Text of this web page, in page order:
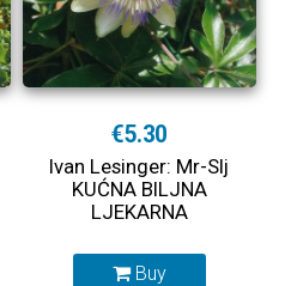
€5.30
Ivan Lesinger: Mr-Slj
KUĆNA BILJNA
LJEKARNA
Buy